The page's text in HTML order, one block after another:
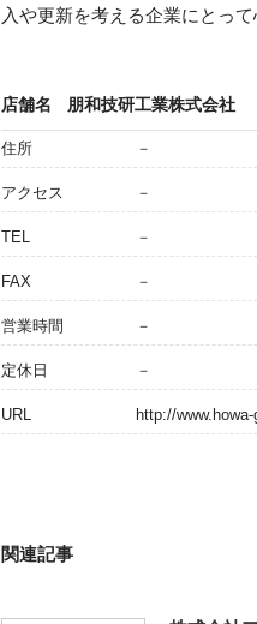
入や更新を考える企業にとっ
店舗名 朋和技研工業株式会社
住所 －
アクセス －
TEL －
FAX －
営業時間 －
定休日 －
URL http://
関連記事